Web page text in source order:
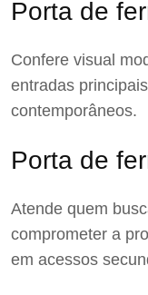
Porta de
Confere visual
entradas
contemporâneos.
Porta de
Atende quem
comprometer a
em acessos